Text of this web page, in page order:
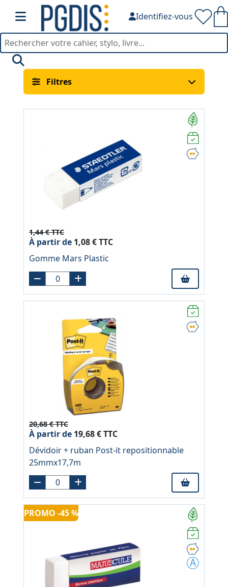
Identifiez-vous
Correction — PGDIS
Filtres
1,44 € TTC
À partir de 1,08 € TTC
Gomme Mars Plastic
20,68 € TTC
À partir de 19,68 € TTC
Dévidoir + ruban Post-it repositionnable
25mmx17,7m
PROMO -45 %